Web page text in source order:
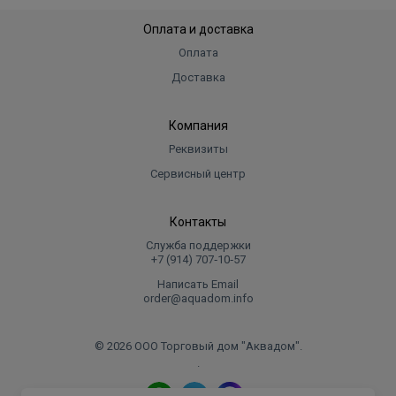
Оплата и доставка
Оплата
Доставка
Компания
Реквизиты
Сервисный центр
Контакты
Служба поддержки
+7 (914) 707‑10‑57
Написать Email
order@aquadom.info
© 2026 ООО Торговый дом "Аквадом".
.